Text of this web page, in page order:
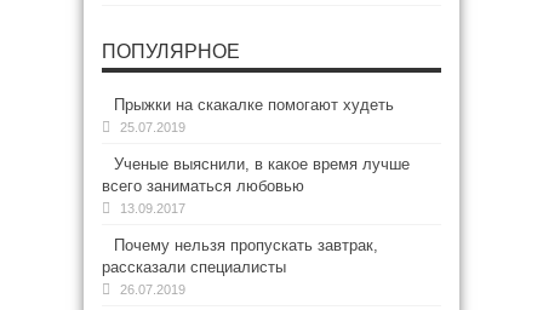
ПОПУЛЯРНОЕ
Прыжки на скакалке помогают худеть
25.07.2019
Ученые выяснили, в какое время лучше
всего заниматься любовью
13.09.2017
Почему нельзя пропускать завтрак,
рассказали специалисты
26.07.2019